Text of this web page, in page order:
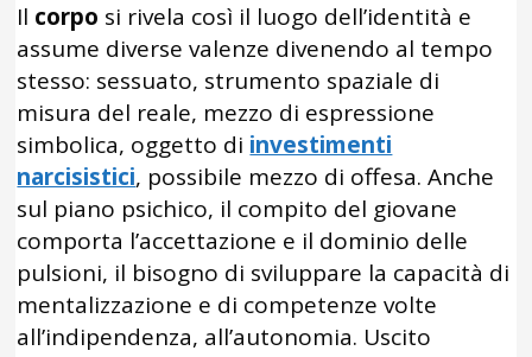
Il corpo si rivela così il luogo dell’identità e
assume diverse valenze divenendo al tempo
stesso: sessuato, strumento spaziale di
misura del reale, mezzo di espressione
simbolica, oggetto di investimenti
narcisistici, possibile mezzo di offesa. Anche
sul piano psichico, il compito del giovane
comporta l’accettazione e il dominio delle
pulsioni, il bisogno di sviluppare la capacità di
mentalizzazione e di competenze volte
all’indipendenza, all’autonomia. Uscito